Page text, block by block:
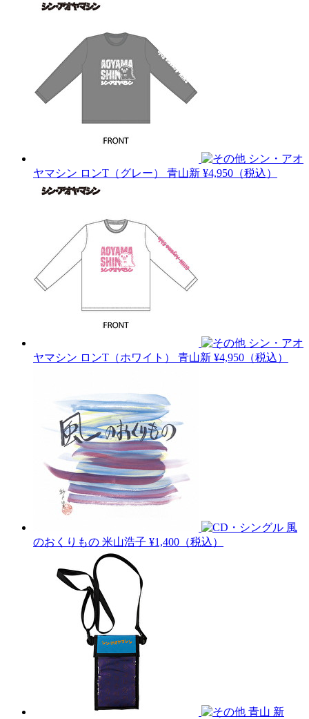
シン・アオ
ヤマシン ロンT（グレー） 青山新 ¥4,950（税込）
シン・アオ
ヤマシン ロンT（ホワイト） 青山新 ¥4,950（税込）
風
のおくりもの 米山浩子 ¥1,400（税込）
青山 新